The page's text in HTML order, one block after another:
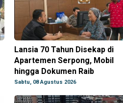
Lansia 70 Tahun Disekap di
Apartemen Serpong, Mobil
hingga Dokumen Raib
Sabtu, 08 Agustus 2026